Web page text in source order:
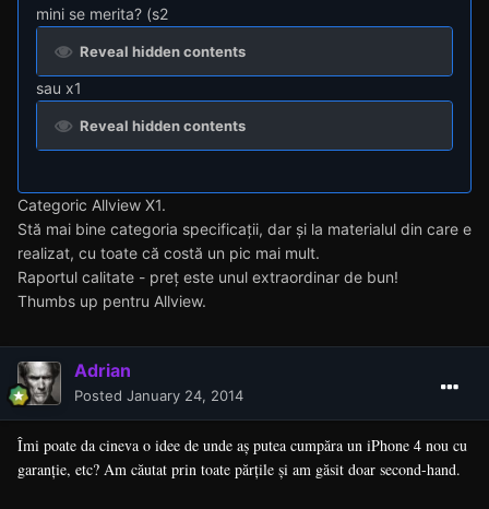
mini se merita? (s2
Reveal hidden contents
sau x1
Reveal hidden contents
Categoric Allview X1.
Stă mai bine categoria specificații, dar și la materialul din care e
realizat, cu toate că costă un pic mai mult.
Raportul calitate - preț este unul extraordinar de bun!
Thumbs up pentru Allview.
Adrian
Posted January 24, 2014
Îmi poate da cineva o idee de unde aș putea cumpăra un iPhone 4 nou cu
garanție, etc? Am căutat prin toate părțile și am găsit doar second-hand.